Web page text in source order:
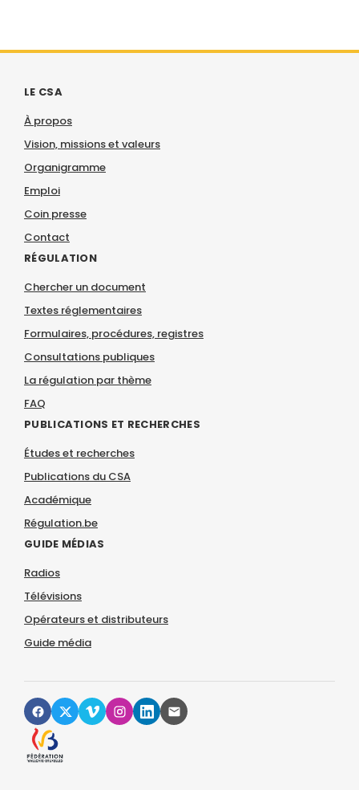
LE CSA
À propos
Vision, missions et valeurs
Organigramme
Emploi
Coin presse
Contact
RÉGULATION
Chercher un document
Textes réglementaires
Formulaires, procédures, registres
Consultations publiques
La régulation par thème
FAQ
PUBLICATIONS ET RECHERCHES
Études et recherches
Publications du CSA
Académique
Régulation.be
GUIDE MÉDIAS
Radios
Télévisions
Opérateurs et distributeurs
Guide média